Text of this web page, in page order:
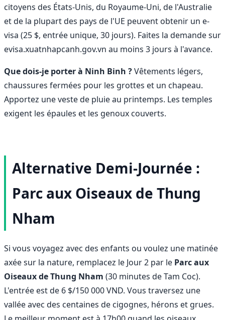
citoyens des États-Unis, du Royaume-Uni, de l'Australie
et de la plupart des pays de l'UE peuvent obtenir un e-
visa (25 $, entrée unique, 30 jours). Faites la demande sur
evisa.xuatnhapcanh.gov.vn au moins 3 jours à l'avance.
Que dois-je porter à Ninh Binh ?Vêtements légers,
chaussures fermées pour les grottes et un chapeau.
Apportez une veste de pluie au printemps. Les temples
exigent les épaules et les genoux couverts.
Alternative Demi-Journée :
Parc aux Oiseaux de Thung
Nham
Si vous voyagez avec des enfants ou voulez une matinée
axée sur la nature, remplacez le Jour 2 par le Parc aux
Oiseaux de Thung Nham (30 minutes de Tam Coc).
L'entrée est de 6 $/150 000 VND. Vous traversez une
vallée avec des centaines de cigognes, hérons et grues.